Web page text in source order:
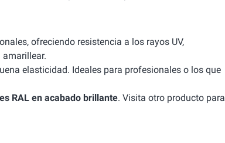
ofreciendo resistencia a los rayos UV,
elasticidad. Ideales para profesionales o los que
RAL en acabado brillante. Visita otro producto para